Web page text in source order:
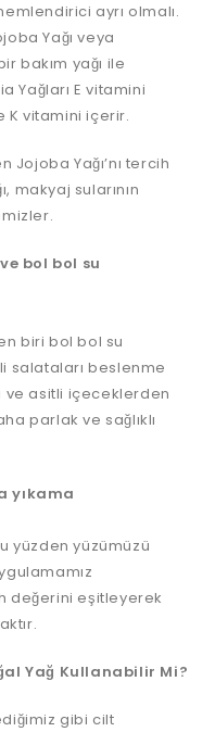
ayrı olmalı.
Yağı veya
bakım yağı ile
Yağları E vitamini
K vitamini içerir.
Jojoba Yağı’nı tercih
makyaj sularının
bol bol su
biri bol bol su
salataları beslenme
ve asitli içeceklerden
parlak ve sağlıklı
yıkama
yüzden yüzümüzü
değerini eşitleyerek
Yağ Kullanabilir Mi?
gibi cilt